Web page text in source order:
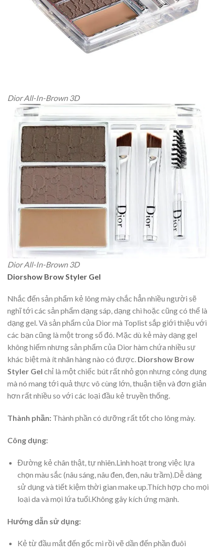
Dior All-In-Brown 3D
Dior All-In-Brown 3D
Diorshow Brow Styler Gel
Nhắc đến sản phẩm kẻ lông mày chắc hẳn nhiều người sẽ
nghĩ tới các sản phẩm dạng sáp, dạng chì hoặc cũng có thể là
dạng gel. Và sản phẩm của Dior mà Toplist sắp giới thiệu với
các bạn cũng là một trong số đó. Mặc dù kẻ mày dạng gel
không hiếm nhưng sản phẩm của Dior hàm chứa nhiều sự
khác biệt mà ít nhãn hàng nào có được. Diorshow Brow
Styler Gel chỉ là một chiếc bút rất nhỏ gọn nhưng công dụng
mà nó mang tới quả thực vô cùng lớn, thuận tiện và đơn giản
hơn rất nhiều so với các loại đầu kẻ truyền thống.
Thành phần: Thành phần có dưỡng rất tốt cho lông mày.
Công dụng:
Đường kẻ chân thật, tự nhiên.Linh hoạt trong việc lựa
chọn màu sắc (nâu sáng, nâu đen, đen, nâu trầm).Dễ dàng
sử dụng và tiết kiệm thời gian make up.Thích hợp cho mọi
loại da và mọi lứa tuổi.Không gây kích ứng mạnh.
Hướng dẫn sử dụng:
Kẻ từ đầu mắt đến gốc mi rồi vẽ dần đến phần đuôi